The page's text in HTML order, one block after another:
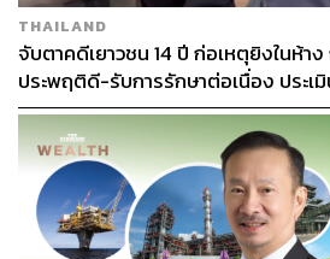
THAILAND
จับตาคดีเยาวชน 14 ปี ก่อเหตุยิงในห้า
ประพฤติดี-รับการรักษาต่อเนื่อง ประเ